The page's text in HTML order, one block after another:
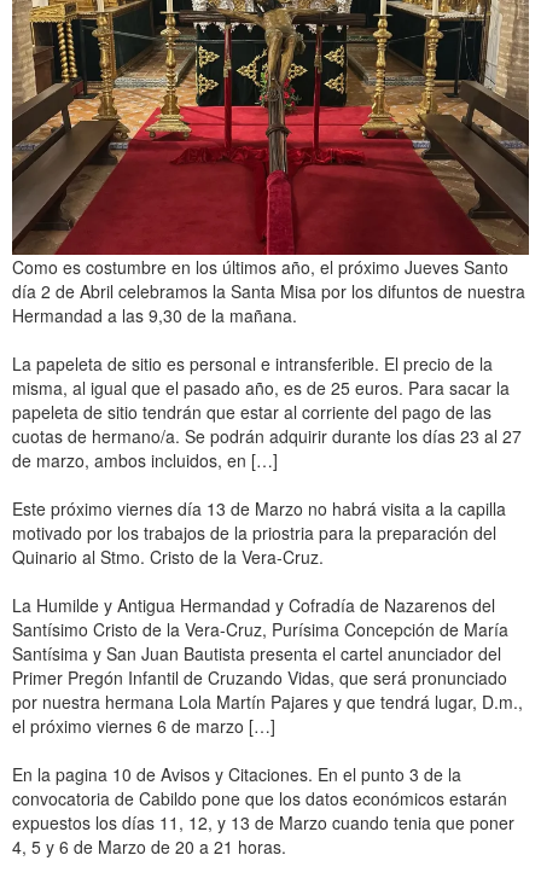
Como es costumbre en los últimos año, el próximo Jueves Santo
día 2 de Abril celebramos la Santa Misa por los difuntos de nuestra
Hermandad a las 9,30 de la mañana.
La papeleta de sitio es personal e intransferible. El precio de la
misma, al igual que el pasado año, es de 25 euros. Para sacar la
papeleta de sitio tendrán que estar al corriente del pago de las
cuotas de hermano/a. Se podrán adquirir durante los días 23 al 27
de marzo, ambos incluidos, en […]
Este próximo viernes día 13 de Marzo no habrá visita a la capilla
motivado por los trabajos de la priostria para la preparación del
Quinario al Stmo. Cristo de la Vera-Cruz.
La Humilde y Antigua Hermandad y Cofradía de Nazarenos del
Santísimo Cristo de la Vera-Cruz, Purísima Concepción de María
Santísima y San Juan Bautista presenta el cartel anunciador del
Primer Pregón Infantil de Cruzando Vidas, que será pronunciado
por nuestra hermana Lola Martín Pajares y que tendrá lugar, D.m.,
el próximo viernes 6 de marzo […]
En la pagina 10 de Avisos y Citaciones. En el punto 3 de la
convocatoria de Cabildo pone que los datos económicos estarán
expuestos los días 11, 12, y 13 de Marzo cuando tenia que poner
4, 5 y 6 de Marzo de 20 a 21 horas.